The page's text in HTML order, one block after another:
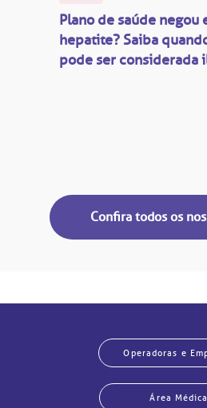
Plano de saúde negou
hepatite? Saiba
pode ser considerada
Confira todos os
Operadoras e
Área Médica